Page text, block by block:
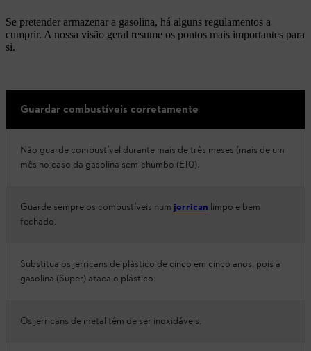
Se pretender armazenar a gasolina, há alguns regulamentos a
cumprir. A nossa visão geral resume os pontos mais importantes para
si.
Guardar combustíveis corretamente
Não guarde combustível durante mais de três meses (mais de um
mês no caso da gasolina sem-chumbo (E10).
Guarde sempre os combustíveis num jerrican limpo e bem
fechado.
Substitua os jerricans de plástico de cinco em cinco anos, pois a
gasolina (Super) ataca o plástico.
Os jerricans de metal têm de ser inoxidáveis.